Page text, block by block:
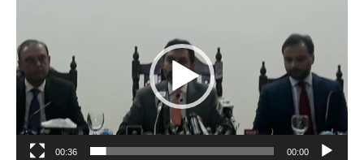
ی
و
00:00
00:36